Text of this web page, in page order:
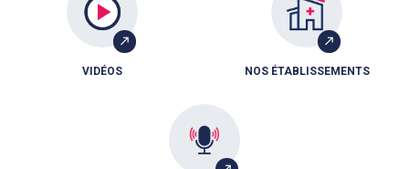
VIDÉOS NOS ÉTABLISSEMENTS